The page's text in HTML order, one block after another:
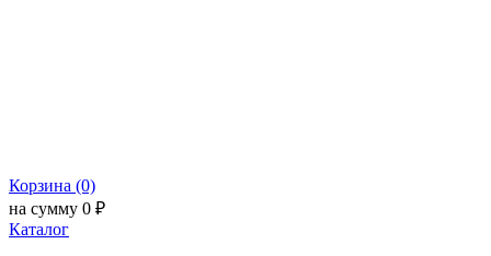
Корзина (0)
на сумму 0 ₽
Каталог